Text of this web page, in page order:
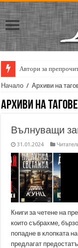
Автори за
Кирил Кадийски:
Начало / Архиви на
Архиви на
Вълнуващи
31.01.2024
Книги за четене на
които събрахме,
попадне в клопката
предлагат